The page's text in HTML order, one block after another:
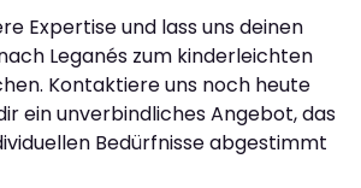
Expertise und lass uns deinen
Leganés zum kinderleichten
Kontaktiere uns noch heute
ein unverbindliches Angebot, das
Bedürfnisse abgestimmt